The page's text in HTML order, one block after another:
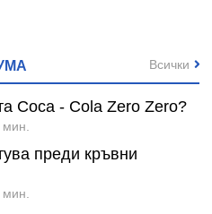
Coca - Cola Zero Zero?
преди кръвни
Всички